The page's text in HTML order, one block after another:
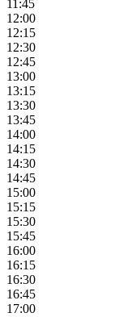
11:45
12:00
12:15
12:30
12:45
13:00
13:15
13:30
13:45
14:00
14:15
14:30
14:45
15:00
15:15
15:30
15:45
16:00
16:15
16:30
16:45
17:00